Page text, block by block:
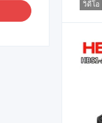
วิดีโอ